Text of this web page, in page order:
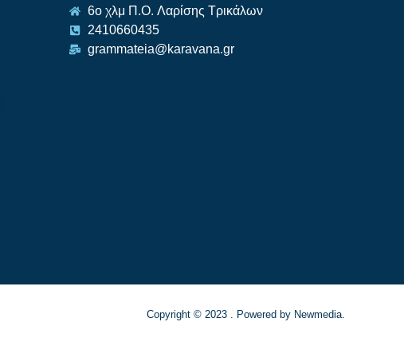
6ο χλμ Π.O. Λαρίσης Τρικάλων
2410660435
grammateia@karavana.gr
Copyright © 2023 . Powered by Newmedia.